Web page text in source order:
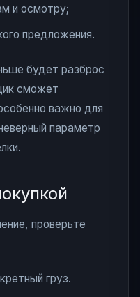
и осмотру;
предложения.
будет разброс
сможет
важно для
параметр
проверьте
груз.